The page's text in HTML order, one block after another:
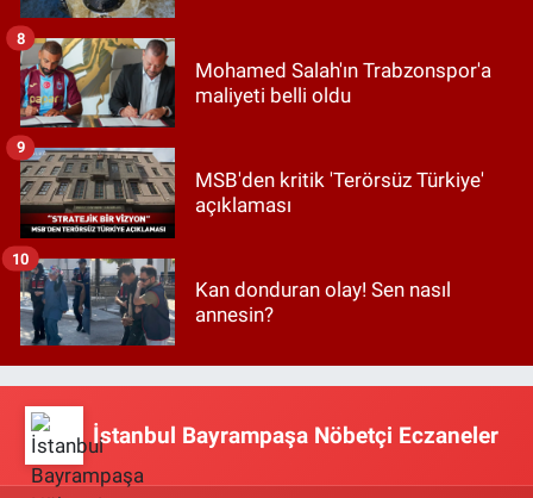
Mohamed Salah'ın Trabzonspor'a
maliyeti belli oldu
8
MSB'den kritik 'Terörsüz Türkiye'
açıklaması
9
Kan donduran olay! Sen nasıl
annesin?
10
İstanbul Bayrampaşa Nöbetçi Eczaneler